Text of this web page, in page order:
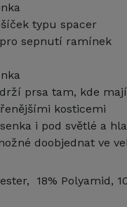
typu spacer
sepnutí ramínek
prsa tam, kde
kosticemi
i pod světlé a
doobjednat ve
18% Polyamid,